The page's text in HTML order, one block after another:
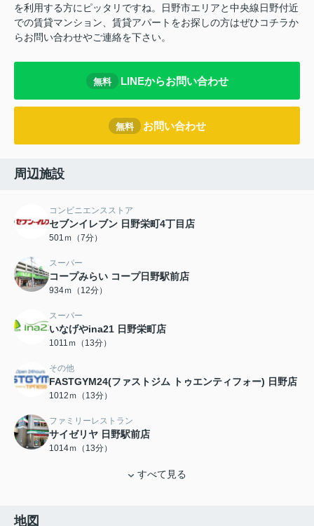
を利用する方にピッタリですね。日野市エリアと中央線日野付近
での賃貸マンション、賃貸アパートをお探しの方はぜひコチラか
らお問い合わせやご連絡を下さい。
無料 LINEからお問い合わせ
無料 お問い合わせ
周辺施設
コンビニエンスストア
セブンイレブン 日野栄町4丁目店
501ｍ（7分）
スーパー
コープみらい コープ日野駅前店
934ｍ（12分）
スーパー
いなげやina21 日野栄町店
1011ｍ（13分）
その他
FASTGYM24(ファストジム トゥエンティフォー) 日野店
1012ｍ（13分）
ファミリーレストラン
サイゼリヤ 日野駅前店
1014ｍ（13分）
すべて見る
地図